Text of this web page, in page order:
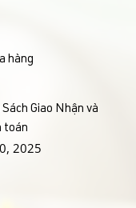
hàng
Sách Giao Nhận và
toán
2025